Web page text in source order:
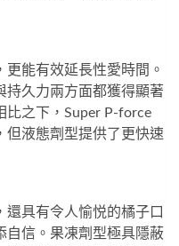
能有效延長性愛時間。
持久力兩方面都獲得顯著
之下， Super P-force
但液態劑型提供了更快速
還具有令人愉悦的橘子口
自信。果凍劑型極具隱蔽